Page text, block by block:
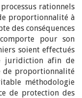
rationnels
proportionnalité à
des conséquences
pour son
soient effectués
juridiction afin de
de proportionnalité
méthodologie
de protection des